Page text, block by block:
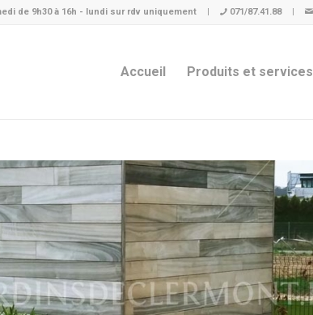
de 9h30 à 16h - lundi sur rdv uniquement | 071/87.41.88 |
Accueil Produits et services